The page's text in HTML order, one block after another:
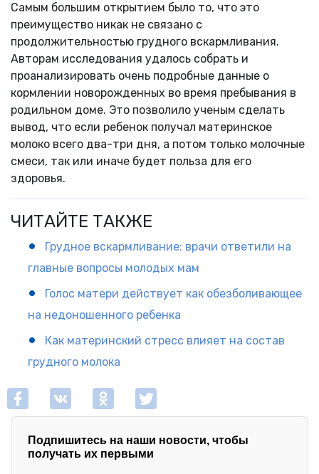
Самым большим открытием было то, что это
преимущество никак не связано с
продолжительностью грудного вскармливания.
Авторам исследования удалось собрать и
проанализировать очень подробные данные о
кормлении новорожденных во время пребывания в
родильном доме. Это позволило ученым сделать
вывод, что если ребенок получал материнское
молоко всего два-три дня, а потом только молочные
смеси, так или иначе будет польза для его
здоровья.
ЧИТАЙТЕ ТАКЖЕ
Грудное вскармливание: врачи ответили на
главные вопросы молодых мам
Голос матери действует как обезболивающее
на недоношенного ребенка
Как материнский стресс влияет на состав
грудного молока
Подпишитесь на наши новости, чтобы
получать их первыми